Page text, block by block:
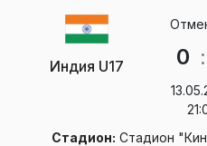
Индия U17 0 :
Стадион: Стадион